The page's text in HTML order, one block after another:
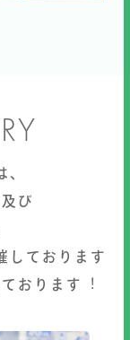
、
び
しております
おります︕